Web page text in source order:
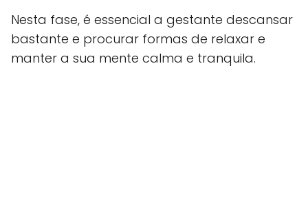
Nesta fase, é essencial a gestante descansar
bastante e procurar formas de relaxar e
manter a sua mente calma e tranquila.